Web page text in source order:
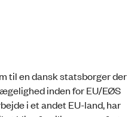
til en dansk statsborger der
inden for EU/EØS
i et andet EU-land, har